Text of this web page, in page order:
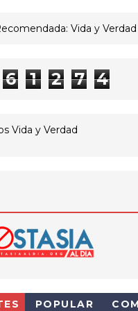
Vida y Verdad
6 1 2 7 4
Vida y Verdad
POPULAR